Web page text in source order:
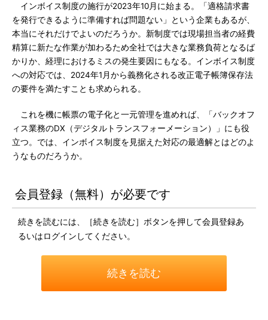
インボイス制度の施行が2023年10月に始まる。「適格請求書
を発行できるように準備すれば問題ない」という企業もあるが、
本当にそれだけでよいのだろうか。新制度では現場担当者の経費
精算に新たな作業が加わるため全社では大きな業務負荷となるば
かりか、経理におけるミスの発生要因にもなる。インボイス制度
への対応では、2024年1月から義務化される改正電子帳簿保存法
の要件を満たすことも求められる。
これを機に帳票の電子化と一元管理を進めれば、「バックオフ
ィス業務のDX（デジタルトランスフォーメーション）」にも役
立つ。では、インボイス制度を見据えた対応の最適解とはどのよ
うなものだろうか。
会員登録（無料）が必要です
続きを読むには、［続きを読む］ボタンを押して会員登録あ
るいはログインしてください。
続きを読む